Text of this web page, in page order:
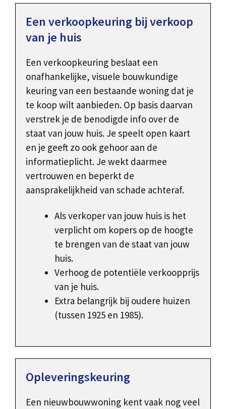
Een verkoopkeuring bij verkoop
van je huis
Een verkoopkeuring beslaat een
onafhankelijke, visuele bouwkundige
keuring van een bestaande woning dat je
te koop wilt aanbieden. Op basis daarvan
verstrek je de benodigde info over de
staat van jouw huis. Je speelt open kaart
en je geeft zo ook gehoor aan de
informatieplicht. Je wekt daarmee
vertrouwen en beperkt de
aansprakelijkheid van schade achteraf.
Als verkoper van jouw huis is het
verplicht om kopers op de hoogte
te brengen van de staat van jouw
huis.
Verhoog de potentiële verkoopprijs
van je huis.
Extra belangrijk bij oudere huizen
(tussen 1925 en 1985).
Opleveringskeuring
Een nieuwbouwwoning kent vaak nog veel